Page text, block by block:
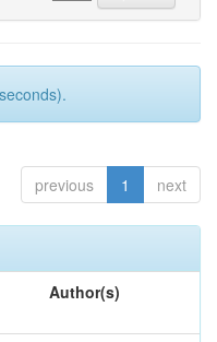
previous 1 next
Author(s)